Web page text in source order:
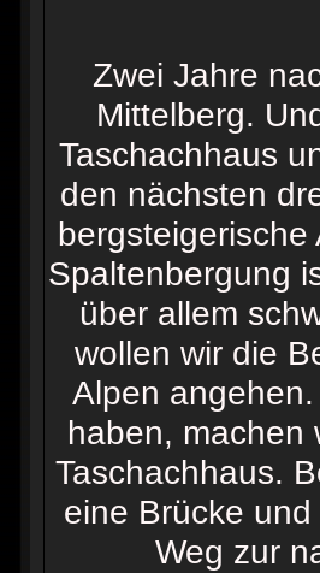
Zwei Jahre
Mittelberg.
Taschachhaus
den nächsten
Spaltenbergung
über allem
wollen wir die
Alpen
haben, machen
Taschachhaus.
eine Brücke
Weg zur